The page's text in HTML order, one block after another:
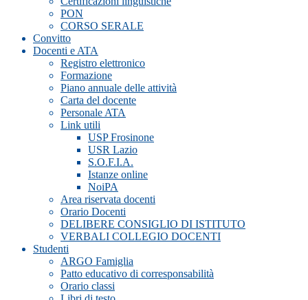
PON
CORSO SERALE
Convitto
Docenti e ATA
Registro elettronico
Formazione
Piano annuale delle attività
Carta del docente
Personale ATA
Link utili
USP Frosinone
USR Lazio
S.O.F.I.A.
Istanze online
NoiPA
Area riservata docenti
Orario Docenti
DELIBERE CONSIGLIO DI ISTITUTO
VERBALI COLLEGIO DOCENTI
Studenti
ARGO Famiglia
Patto educativo di corresponsabilità
Orario classi